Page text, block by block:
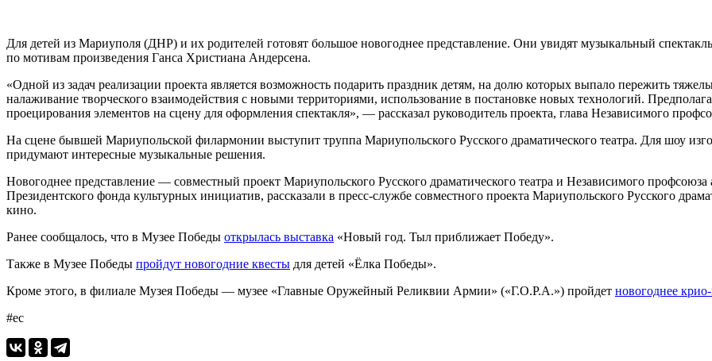
Для детей из Мариуполя (ДНР) и их родителей готовят большое новогоднее представление. Они увидят музыкальный
по мотивам произведения Ганса Христиана Андерсена.
«Одной из задач реализации проекта является возможность подарить праздник детям, на долю которых выпало пережить
налаживание творческого взаимодействия с новыми территориями, использование в постановке новых технологий.
проецирования элементов на сцену для оформления спектакля», — рассказал руководитель проекта, глава Независимого
На сцене бывшей Мариупольской филармонии выступит труппа Мариупольского Русского драматического театра. Для шоу
придумают интересные музыкальные решения.
Новогоднее представление — совместный проект Мариупольского Русского драматического театра и Независимого
Президентского фонда культурных инициатив, рассказали в пресс-службе совместного проекта Мариупольского Русского
кино.
Ранее сообщалось, что в Музее Победы открылась выставка «Новый год. Тыл приближает Победу».
Также в Музее Победы пройдут новогодние квесты для детей «Ёлка Победы».
Кроме этого, в филиале Музея Победы — музее «Главные Оружейный Реликвии Армии» («Г.О.Р.А.») пройдет новогоднее
#ес